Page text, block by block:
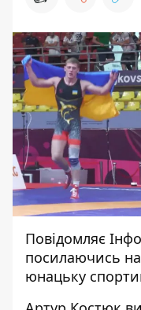
Повідомляє
посилаючись на
юнацьку